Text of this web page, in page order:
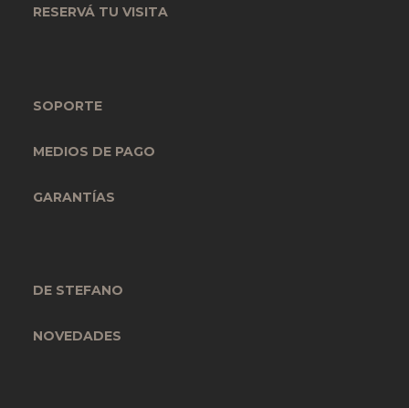
RESERVÁ TU VISITA
SOPORTE
MEDIOS DE PAGO
GARANTÍAS
DE STEFANO
NOVEDADES